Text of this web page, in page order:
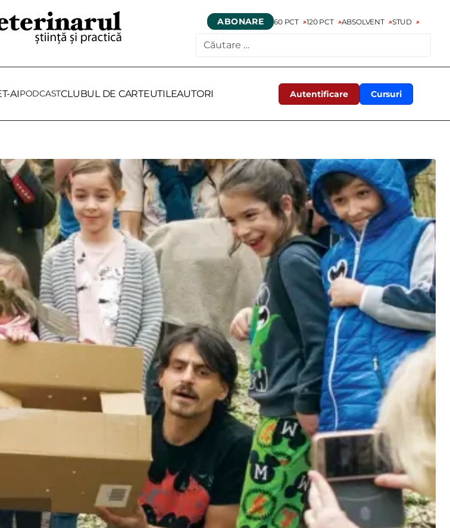
ABONARE 60 PCT 120 PCT ABSOLVENT STUD
Autentificare Cursuri
AIPODCASTCLUBUL DE CARTEUTILEAUTORI